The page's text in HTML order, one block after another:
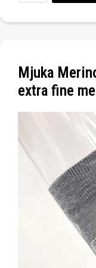
Mjuka
extra fine